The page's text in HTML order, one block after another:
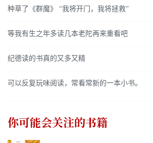
种草了《群魔》 “我将开门，我将拯救”
等我有生之年多读几本老陀再来重看吧
纪德读的书真的又多又精
可以反复玩味阅读，常看常新的一本小书。
你可能会关注的书籍